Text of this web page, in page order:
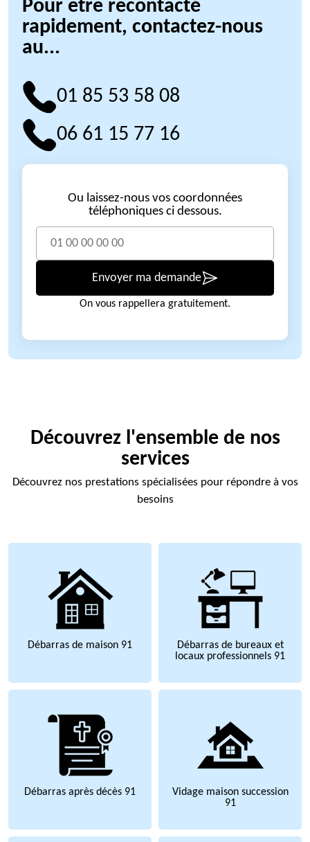
Pour être recontacté
rapidement, contactez-nous
au...
01 85 53 58 08
06 61 15 77 16
Ou laissez-nous vos coordonnées
téléphoniques ci dessous.
Envoyer ma demande
On vous rappellera gratuitement.
Découvrez l'ensemble de nos
services
Découvrez nos prestations spécialisées pour répondre à vos
besoins
Débarras de maison 91
Débarras de bureaux et
locaux professionnels 91
Débarras après décès 91
Vidage maison succession
91